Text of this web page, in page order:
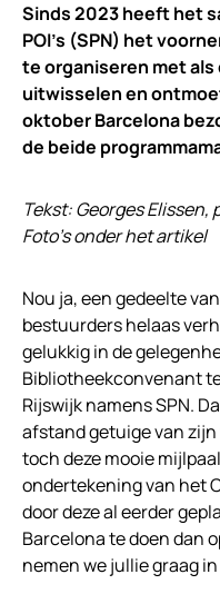
Sinds 2023 heeft het
POI’s (SPN) het
te organiseren met
uitwisselen en
oktober Barcelona
de beide
Tekst: Georges
Foto’s onder het artikel
Nou ja, een gedeelte
bestuurders helaas
gelukkig in de
Bibliotheekconvenant
Rijswijk namens SPN.
afstand getuige van zijn
toch deze mooie
ondertekening van het
door deze al eerder
Barcelona te doen dan
nemen we jullie graag